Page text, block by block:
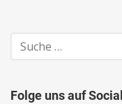
Suche
nach:
Folge uns auf